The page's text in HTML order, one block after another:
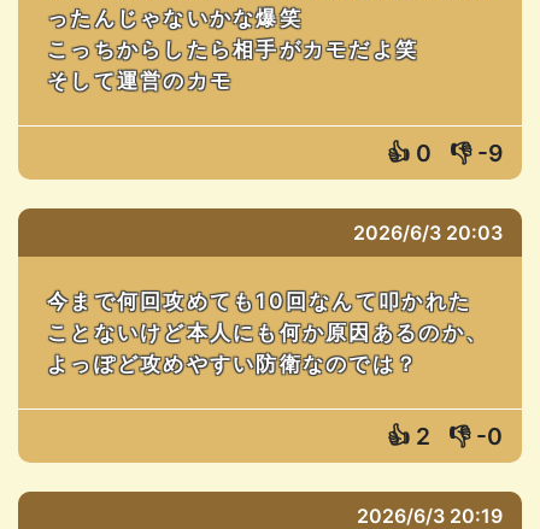
ったんじゃないかな爆笑
こっちからしたら相手がカモだよ笑
そして運営のカモ
👍 0 👎 -9
2026/6/3 20:03
今まで何回攻めても10回なんて叩かれた
ことないけど本人にも何か原因あるのか、
よっぽど攻めやすい防衛なのでは？
👍 2 👎 -0
2026/6/3 20:19